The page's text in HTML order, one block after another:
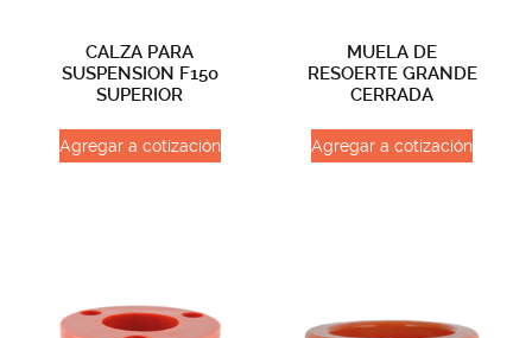
CALZA PARA
SUSPENSION F150
SUPERIOR
Agregar a cotización
MUELA DE
RESOERTE GRANDE
CERRADA
Agregar a cotización